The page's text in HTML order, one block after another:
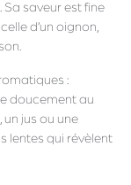
saveur est fine
d’un oignon,
:
doucement au
jus ou une
lentes qui révèlent